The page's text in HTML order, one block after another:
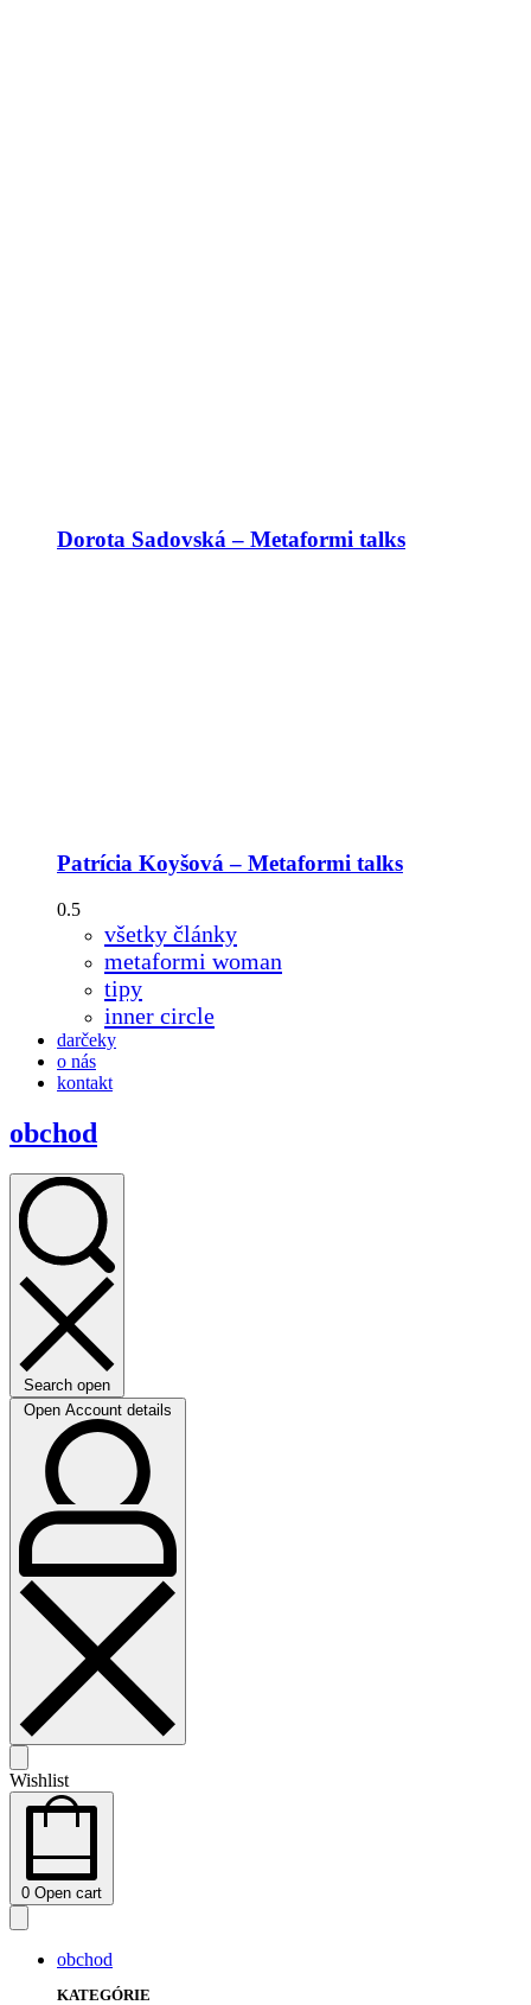
Dorota Sadovská – Metaformi talks
Patrícia Koyšová – Metaformi talks
všetky články
metaformi woman
tipy
inner circle
darčeky
o nás
kontakt
obchod
Search open
Open Account details
Wishlist
0 Open cart
obchod
KATEGÓRIE